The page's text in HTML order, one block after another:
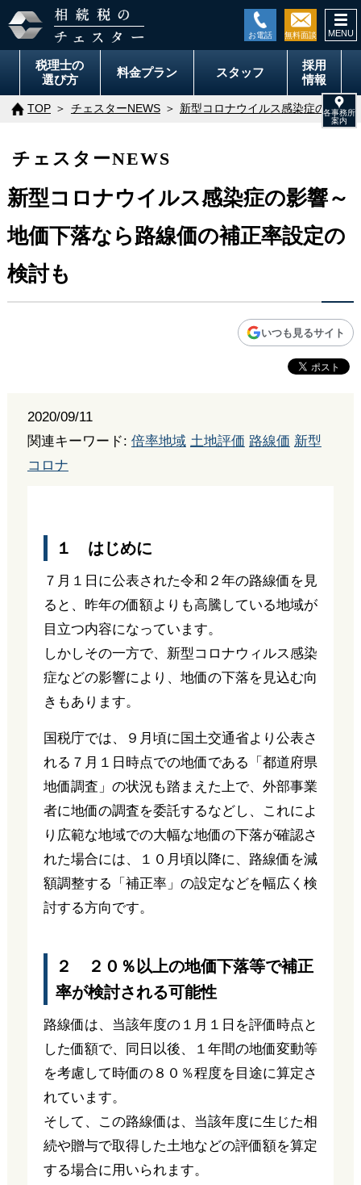
税理士の
選び方
料金プラン スタッフ
採用
情報
TOP チェスターNEWS 新型コロナウイルス感染症の影響
チェスターNEWS
新型コロナウイルス感染症の影響～
地価下落なら路線価の補正率設定の
検討も
いつも見るサイト
2020/09/11
関連キーワード: 倍率地域 土地評価 路線価 新型
コロナ
１ はじめに
７月１日に公表された令和２年の路線価を見
ると、昨年の価額よりも高騰している地域が
目立つ内容になっています。
しかしその一方で、新型コロナウィルス感染
症などの影響により、地価の下落を見込む向
きもあります。
国税庁では、９月頃に国土交通省より公表さ
れる７月１日時点での地価である「都道府県
地価調査」の状況も踏まえた上で、外部事業
者に地価の調査を委託するなどし、これによ
り広範な地域での大幅な地価の下落が確認さ
れた場合には、１０月頃以降に、路線価を減
額調整する「補正率」の設定などを幅広く検
討する方向です。
２ ２０％以上の地価下落等で補正
率が検討される可能性
路線価は、当該年度の１月１日を評価時点と
した価額で、同日以後、１年間の地価変動等
を考慮して時価の８０％程度を目途に算定さ
れています。
そして、この路線価は、当該年度に生じた相
続や贈与で取得した土地などの評価額を算定
する場合に用いられます。